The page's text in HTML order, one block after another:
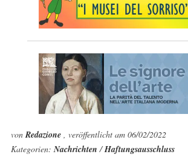
vonRedazione , veröffentlicht am 06/02/2022
Kategorien:Nachrichten/Haftungsausschluss